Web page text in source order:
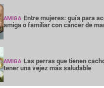
AMIGA Entre mujeres: guía para
amiga o familiar con cáncer de
AMIGA Las perras que tienen
tener una vejez más saludable